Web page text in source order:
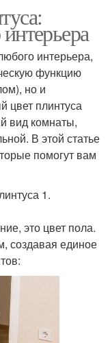
интерьера,
функцию
но и
цвет плинтуса
вид комнаты,
В этой статье
помогут вам
1.
это цвет пола.
создавая единое